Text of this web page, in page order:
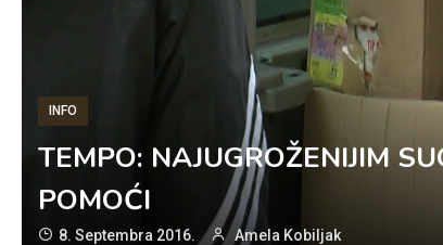
INFO
TEMPO: NAJUGROŽENIJIM
POMOĆI
8. Septembra 2016. Amela Kobiljak